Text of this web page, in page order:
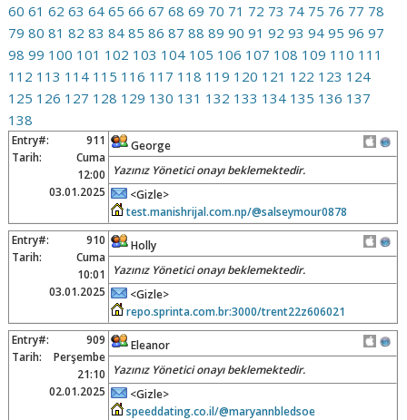
60 61 62 63 64 65 66 67 68 69 70 71 72 73 74 75 76 77 78
79 80 81 82 83 84 85 86 87 88 89 90 91 92 93 94 95 96 97
98 99 100 101 102 103 104 105 106 107 108 109 110 111
112 113 114 115 116 117 118 119 120 121 122 123 124
125 126 127 128 129 130 131 132 133 134 135 136 137
138
Entry#:
911
Tarih:
Cuma
12:00
03.01.2025
George
Yazınız Yönetici onayı beklemektedir.
<Gizle>
test.manishrijal.com.np/@salseymour0878
Entry#:
910
Tarih:
Cuma
10:01
03.01.2025
Holly
Yazınız Yönetici onayı beklemektedir.
<Gizle>
repo.sprinta.com.br:3000/trent22z606021
Entry#:
909
Tarih:
Perşembe
21:10
02.01.2025
Eleanor
Yazınız Yönetici onayı beklemektedir.
<Gizle>
speeddating.co.il/@maryannbledsoe